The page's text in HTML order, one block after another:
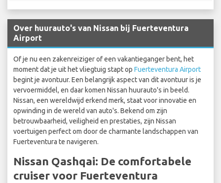
Over huurauto's van Nissan bij Fuerteventura
Airport
Of je nu een zakenreiziger of een vakantieganger bent, het
moment dat je uit het vliegtuig stapt op Fuerteventura Airport
begint je avontuur. Een belangrijk aspect van dit avontuur is je
vervoermiddel, en daar komen Nissan huurauto's in beeld.
Nissan, een wereldwijd erkend merk, staat voor innovatie en
opwinding in de wereld van auto's. Bekend om zijn
betrouwbaarheid, veiligheid en prestaties, zijn Nissan
voertuigen perfect om door de charmante landschappen van
Fuerteventura te navigeren.
Nissan Qashqai: De comfortabele
cruiser voor Fuerteventura